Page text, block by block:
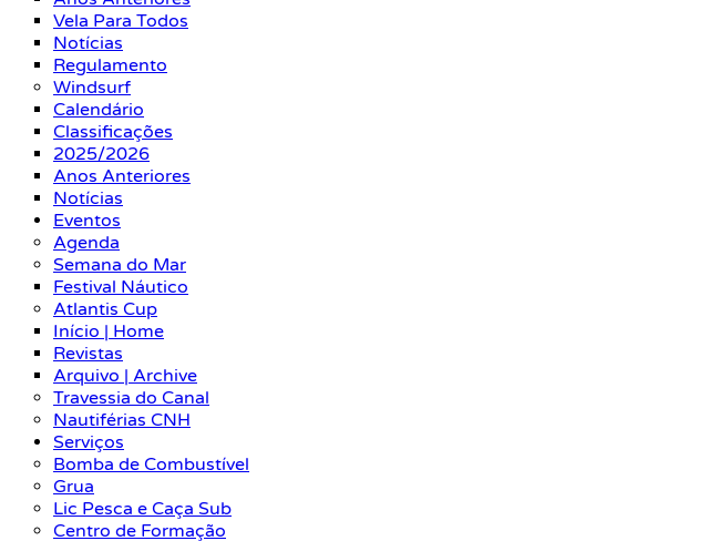
Vela Para Todos
Notícias
Regulamento
Windsurf
Calendário
Classificações
2025/2026
Anos Anteriores
Notícias
Eventos
Agenda
Semana do Mar
Festival Náutico
Atlantis Cup
Início | Home
Revistas
Arquivo | Archive
Travessia do Canal
Nautiférias CNH
Serviços
Bomba de Combustível
Grua
Lic Pesca e Caça Sub
Centro de Formação